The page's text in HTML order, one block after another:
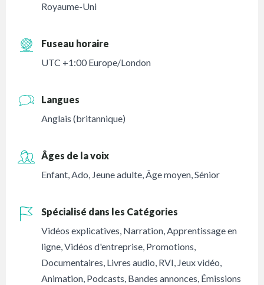
Royaume-Uni
Fuseau horaire
UTC +1:00 Europe/London
Langues
Anglais (britannique)
Âges de la voix
Enfant,Ado, Jeune adulte,Âge moyen,Sénior
Spécialisé dans les Catégories
Vidéos explicatives, Narration,Apprentissage en
ligne,Vidéos d'entreprise, Promotions,
Documentaires, Livres audio, RVI, Jeux vidéo,
Animation, Podcasts, Bandes annonces, Émissions